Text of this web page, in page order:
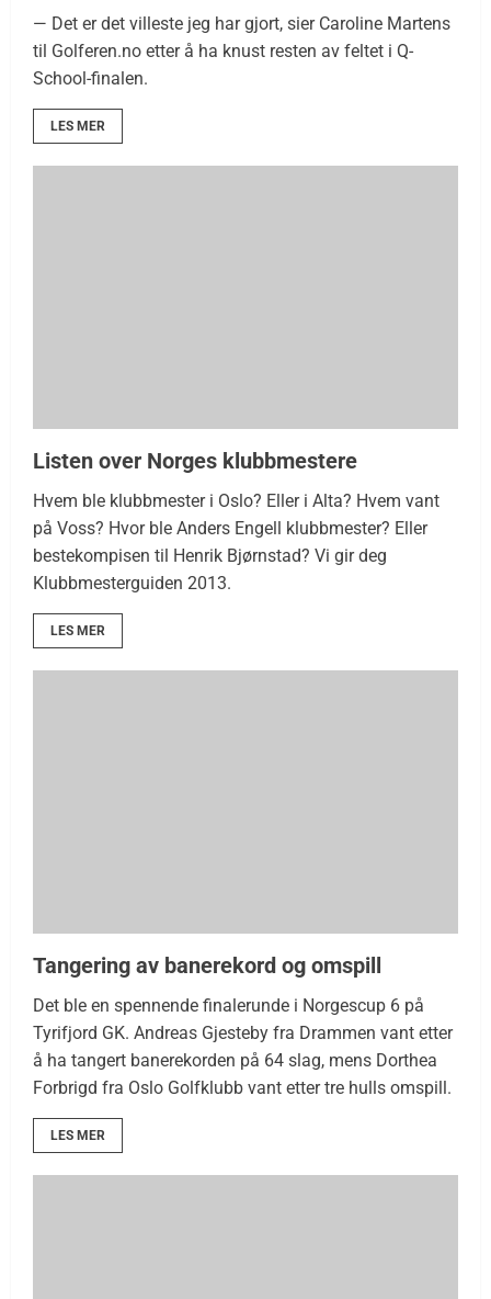
— Det er det villeste jeg har gjort, sier Caroline Martens
til Golferen.no etter å ha knust resten av feltet i Q-
School-finalen.
LES MER
Listen over Norges klubbmestere
Hvem ble klubbmester i Oslo? Eller i Alta? Hvem vant
på Voss? Hvor ble Anders Engell klubbmester? Eller
bestekompisen til Henrik Bjørnstad? Vi gir deg
Klubbmesterguiden 2013.
LES MER
Tangering av banerekord og omspill
Det ble en spennende finalerunde i Norgescup 6 på
Tyrifjord GK. Andreas Gjesteby fra Drammen vant etter
å ha tangert banerekorden på 64 slag, mens Dorthea
Forbrigd fra Oslo Golfklubb vant etter tre hulls omspill.
LES MER